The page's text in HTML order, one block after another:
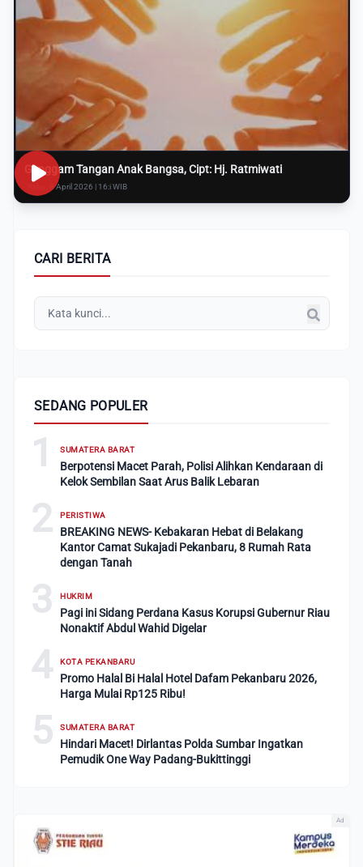
Genggam Tangan Anak Bangsa, Cipt: Hj. Ratmiwati
Rabu, 8 April 2026 | 16:i WIB
CARI BERITA
SEDANG POPULER
1 SUMATERA BARAT
Berpotensi Macet Parah, Polisi Alihkan Kendaraan di
Kelok Sembilan Saat Arus Balik Lebaran
2 PERISTIWA
BREAKING NEWS- Kebakaran Hebat di Belakang
Kantor Camat Sukajadi Pekanbaru, 8 Rumah Rata
dengan Tanah
3 HUKRIM
Pagi ini Sidang Perdana Kasus Korupsi Gubernur Riau
Nonaktif Abdul Wahid Digelar
4 KOTA PEKANBARU
Promo Halal Bi Halal Hotel Dafam Pekanbaru 2026,
Harga Mulai Rp125 Ribu!
5 SUMATERA BARAT
Hindari Macet! Dirlantas Polda Sumbar Ingatkan
Pemudik One Way Padang-Bukittinggi
Ad